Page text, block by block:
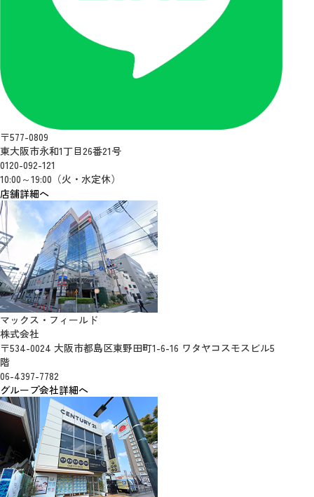
〒577-0809
東大阪市永和1丁目26番21号
0120-092-121
10:00～19:00（火・水定休）
店舗詳細へ
マックス・フィールド
株式会社
〒534-0024 大阪市都島区東野田町1-6-16 ワタヤコスモスビル5
階
06-4397-7782
グループ会社詳細へ